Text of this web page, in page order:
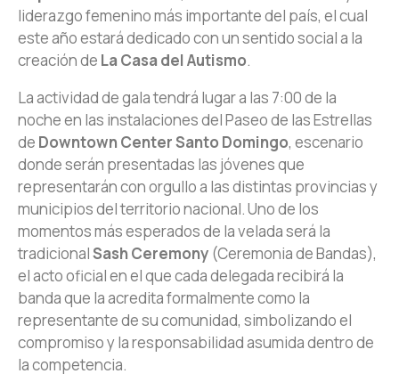
liderazgo femenino más importante del país, el cual
este año estará dedicado con un sentido social a la
creación de La Casa del Autismo.
La actividad de gala tendrá lugar a las 7:00 de la
noche en las instalaciones del Paseo de las Estrellas
de Downtown Center Santo Domingo, escenario
donde serán presentadas las jóvenes que
representarán con orgullo a las distintas provincias y
municipios del territorio nacional. Uno de los
momentos más esperados de la velada será la
tradicionalSash Ceremony (Ceremonia de Bandas),
el acto oficial en el que cada delegada recibirá la
banda que la acredita formalmente como la
representante de su comunidad, simbolizando el
compromiso y la responsabilidad asumida dentro de
la competencia.